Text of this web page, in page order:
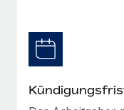
Mobilität und
Mühelose
Benefits
Auf einen Blick